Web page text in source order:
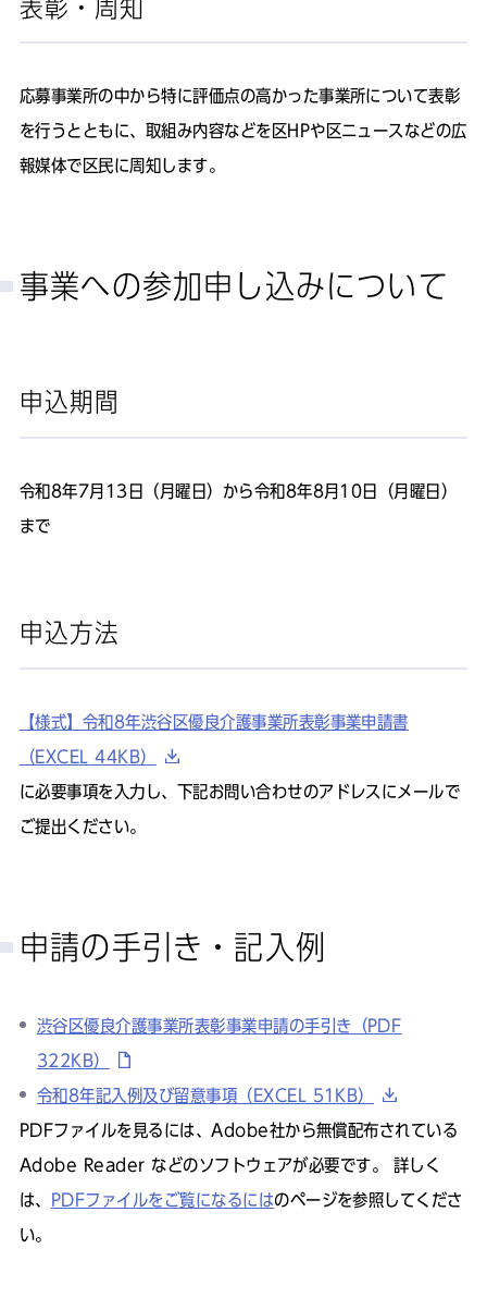
表彰・周知
応募事業所の中から特に評価点の高かった事業所について表彰
を行うとともに、取組み内容などを区HPや区ニュースなどの広
報媒体で区民に周知します。
事業への参加申し込みについて
申込期間
令和8年7月13日（月曜日）から令和8年8月10日（月曜日）
まで
申込方法
【様式】令和8年渋谷区優良介護事業所表彰事業申請書
（EXCEL 44KB）
に必要事項を入力し、下記お問い合わせのアドレスにメールで
ご提出ください。
申請の手引き・記入例
渋谷区優良介護事業所表彰事業申請の手引き（PDF
322KB）
令和8年記入例及び留意事項（EXCEL 51KB）
PDFファイルを見るには、Adobe社から無償配布されている
Adobe Reader などのソフトウェアが必要です。 詳しく
は、 PDFファイルをご覧になるにはのページを参照してくださ
い。